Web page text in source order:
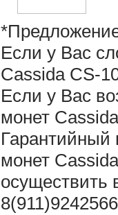
Если у Вас
Cassida CS-
Если у Вас
монет
Гарантийный
монет
осуществить